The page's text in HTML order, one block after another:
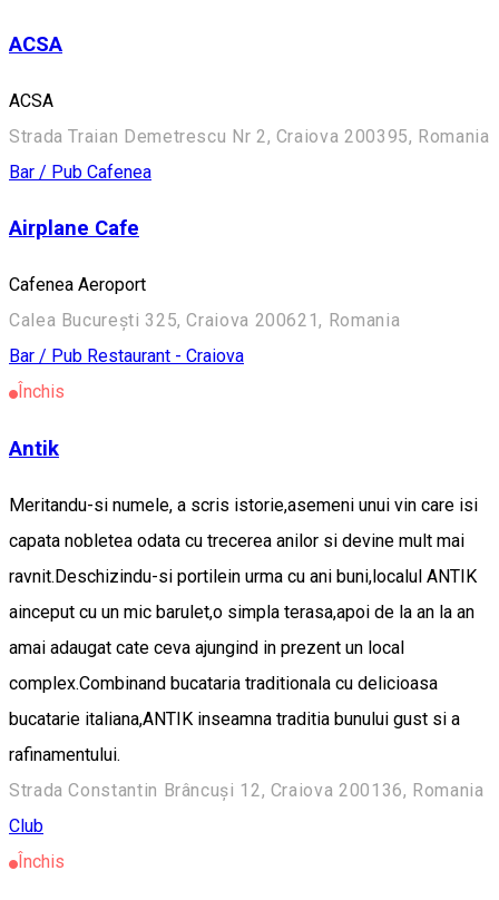
ACSA
ACSA
Strada Traian Demetrescu Nr 2, Craiova 200395, Romania
Bar / Pub Cafenea
Airplane Cafe
Cafenea Aeroport
Calea București 325, Craiova 200621, Romania
Bar / Pub Restaurant - Craiova
Închis
Antik
Meritandu-si numele, a scris istorie,asemeni unui vin care isi
capata nobletea odata cu trecerea anilor si devine mult mai
ravnit.Deschizindu-si portilein urma cu ani buni,localul ANTIK
ainceput cu un mic barulet,o simpla terasa,apoi de la an la an
amai adaugat cate ceva ajungind in prezent un local
complex.Combinand bucataria traditionala cu delicioasa
bucatarie italiana,ANTIK inseamna traditia bunului gust si a
rafinamentului.
Strada Constantin Brâncuși 12, Craiova 200136, Romania
Club
Închis